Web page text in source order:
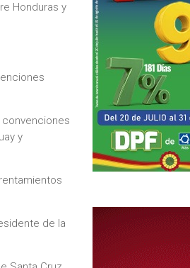
Honduras y
convenciones
y
de la